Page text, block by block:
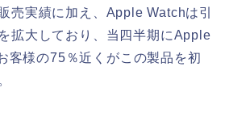
売実績に加え、Apple Watchは引
拡大しており、当四半期にApple
客様の75％近くがこの製品を初